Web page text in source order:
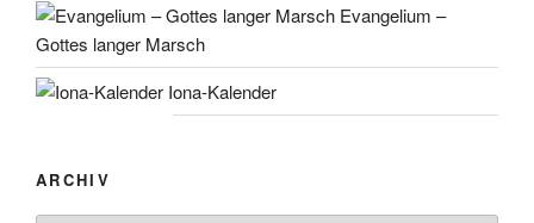
Evangelium –
Gottes langer Marsch
Iona-Kalender
ARCHIV